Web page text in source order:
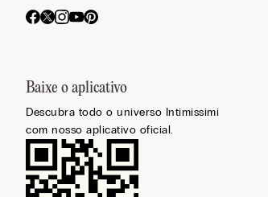
Baixe o aplicativo
Descubra todo o universo Intimissimi
com nosso aplicativo oficial.